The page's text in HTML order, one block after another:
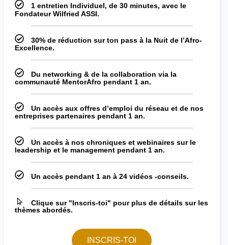
1 entretien Individuel, de 30 minutes, avec le
Fondateur Wilfried ASSI.
30% de réduction sur ton pass à la Nuit de l’Afro-
Excellence.
Du networking & de la collaboration via la
communauté MentorAfro pendant 1 an.
Un accès aux offres d’emploi du réseau et de nos
entreprises partenaires pendant 1 an.
Un accès à nos chroniques et webinaires sur le
leadership et le management pendant 1 an.
Un accès pendant 1 an à 24 vidéos -conseils.
Clique sur "Inscris-toi" pour plus de détails sur les
thèmes abordés.
INSCRIS-TOI